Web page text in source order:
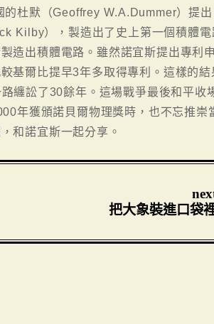
杜默（Geoffrey W.A.Dummer）提
Kilby），製造出了史上第一個積體電
造出積體電路。雖然諾宜斯提出專利
基爾比提早3年多取得專利。這樣的結
纏訟了30餘年。這場戰爭最後和平收
年獲頒諾貝爾物理獎時，也不忘推崇
和諾宜斯一起分享。
把大象裝進口袋